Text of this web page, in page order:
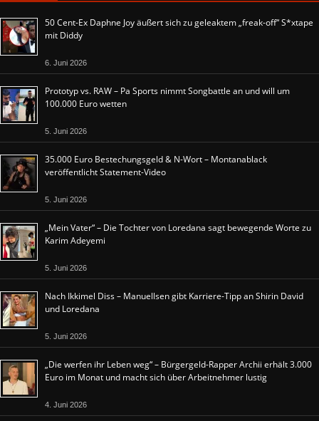
50 Cent-Ex Daphne Joy äußert sich zu geleaktem „freak-off“ S*xtape
mit Diddy
6. Juni 2026
Prototyp vs. RAW – Pa Sports nimmt Songbattle an und will um
100.000 Euro wetten
5. Juni 2026
35.000 Euro Bestechungsgeld & N-Wort – Montanablack
veröffentlicht Statement-Video
5. Juni 2026
„Mein Vater“ – Die Tochter von Loredana sagt bewegende Worte zu
Karim Adeyemi
5. Juni 2026
Nach Ikkimel Diss – Manuellsen gibt Karriere-Tipp an Shirin David
und Loredana
5. Juni 2026
„Die werfen ihr Leben weg“ – Bürgergeld-Rapper Archii erhält 3.000
Euro im Monat und macht sich über Arbeitnehmer lustig
4. Juni 2026